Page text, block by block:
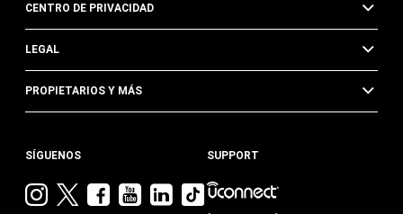
CENTRO DE PRIVACIDAD
LEGAL
PROPIETARIOS Y MÁS
SÍGUENOS
VisitaVisitaVisitaVisitaVisitaVisita
SUPPORT